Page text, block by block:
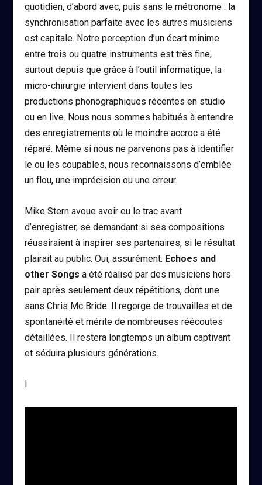
quotidien, d’abord avec, puis sans le métronome : la
synchronisation parfaite avec les autres musiciens
est capitale. Notre perception d’un écart minime
entre trois ou quatre instruments est très fine,
surtout depuis que grâce à l’outil informatique, la
micro-chirurgie intervient dans toutes les
productions phonographiques récentes en studio
ou en live. Nous nous sommes habitués à entendre
des enregistrements où le moindre accroc a été
réparé. Même si nous ne parvenons pas à identifier
le ou les coupables, nous reconnaissons d’emblée
un flou, une imprécision ou une erreur.
Mike Stern avoue avoir eu le trac avant
d’enregistrer, se demandant si ses compositions
réussiraient à inspirer ses partenaires, si le résultat
plairait au public. Oui, assurément. Echoes and
other Songs a été réalisé par des musiciens hors
pair après seulement deux répétitions, dont une
sans Chris Mc Bride. Il regorge de trouvailles et de
spontanéité et mérite de nombreuses réécoutes
détaillées. Il restera longtemps un album captivant
et séduira plusieurs générations.